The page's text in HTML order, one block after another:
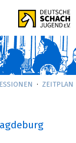
ZEITPLAN